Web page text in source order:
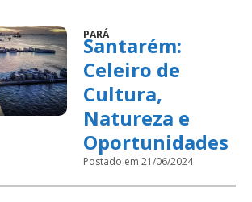
PARÁ
Santarém:
Celeiro de
Cultura,
Natureza e
Oportunidades
Postado em 21/06/2024